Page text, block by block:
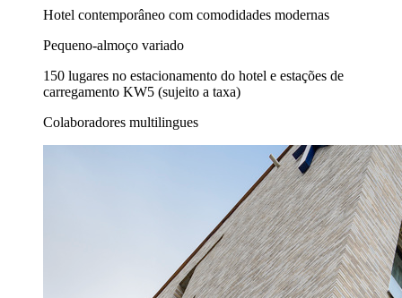
Hotel contemporâneo com comodidades modernas
Pequeno-almoço variado
150 lugares no estacionamento do hotel e estações de
carregamento KW5 (sujeito a taxa)
Colaboradores multilingues